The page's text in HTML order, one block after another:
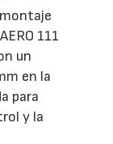
111
un
en la
para
y la